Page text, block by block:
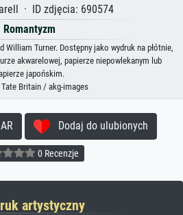
· ID zdjęcia: 690574
Romantyzm
Turner. Dostępny jako wydruk na płótnie,
akwarelowej, papierze niepowlekanym lub
japońskim.
Britain / akg-images
Dodaj do ulubionych
0 Recenzje
artystyczny